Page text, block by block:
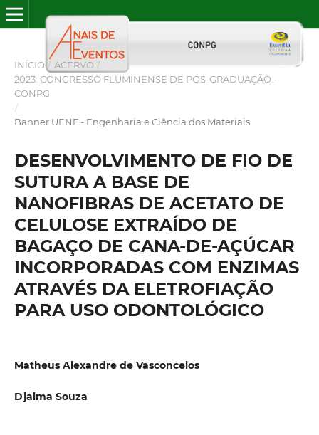
INÍCIO / ACERVO /
2023: CONGRESSO FLUMINENSE DE PÓS-GRADUAÇÃO -
CONPG
/
Banner UENF - Engenharia e Ciência dos Materiais
DESENVOLVIMENTO DE FIO DE
SUTURA A BASE DE
NANOFIBRAS DE ACETATO DE
CELULOSE EXTRAÍDO DE
BAGAÇO DE CANA-DE-AÇÚCAR
INCORPORADAS COM ENZIMAS
ATRAVÉS DA ELETROFIAÇÃO
PARA USO ODONTOLÓGICO
Matheus Alexandre de Vasconcelos
Djalma Souza